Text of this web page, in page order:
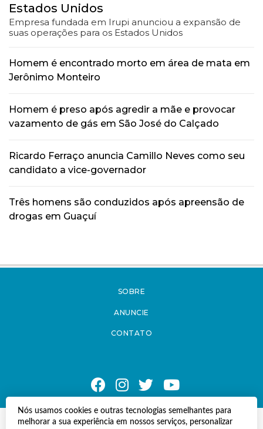
Nós usamos cookies e outras tecnologias semelhantes para
melhorar a sua experiência em nossos serviços, personalizar
Estados Unidos
Empresa fundada em Irupi anunciou a expansão de
suas operações para os Estados Unidos
Homem é encontrado morto em área de mata em
Jerônimo Monteiro
Homem é preso após agredir a mãe e provocar
vazamento de gás em São José do Calçado
Ricardo Ferraço anuncia Camillo Neves como seu
candidato a vice-governador
Três homens são conduzidos após apreensão de
drogas em Guaçuí
SOBRE
ANUNCIE
CONTATO
© Copyright 2021 A Notícia do Caparaó.